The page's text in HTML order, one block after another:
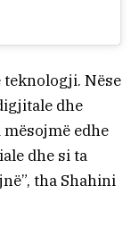
teknologji. Nëse
dhe
edhe
dhe si ta
tha Shahini